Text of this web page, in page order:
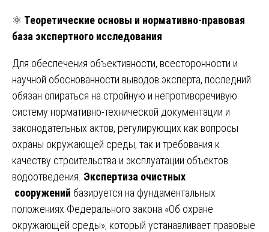
⚛️ Теоретические основы и нормативно-правовая
база экспертного исследования
Для обеспечения объективности, всесторонности и
научной обоснованности выводов эксперта, последний
обязан опираться на стройную и непротиворечивую
систему нормативно-технической документации и
законодательных актов, регулирующих как вопросы
охраны окружающей среды, так и требования к
качеству строительства и эксплуатации объектов
водоотведения. Экспертиза очистных
сооружений базируется на фундаментальных
положениях Федерального закона «Об охране
окружающей среды», который устанавливает правовые